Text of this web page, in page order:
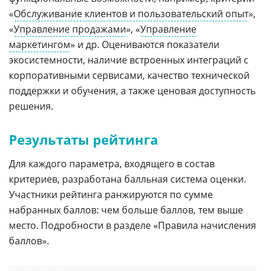
«Обслуживание клиентов и пользовательский опыт»,
«Управление продажами», «Управление
маркетингом» и др. Оцениваются показатели
экосистемности, наличие встроенных интеграций с
корпоративными сервисами, качество технической
поддержки и обучения, а также ценовая доступность
решения.
Результаты рейтинга
Для каждого параметра, входящего в состав
критериев, разработана балльная система оценки.
Участники рейтинга ранжируются по сумме
набранных баллов: чем больше баллов, тем выше
место. Подробности в разделе «Правила начисления
баллов».